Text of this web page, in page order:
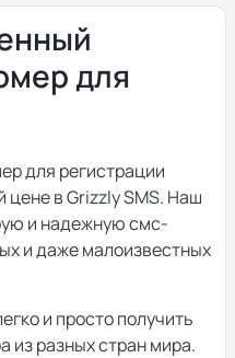
для
для регистрации
цене в Grizzly SMS. Наш
и надежную смс-
и даже малоизвестных
и просто получить
из разных стран мира.